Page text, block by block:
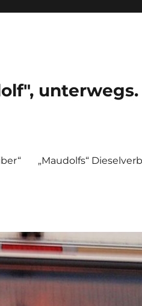
unterwegs.
„Maudolfs“